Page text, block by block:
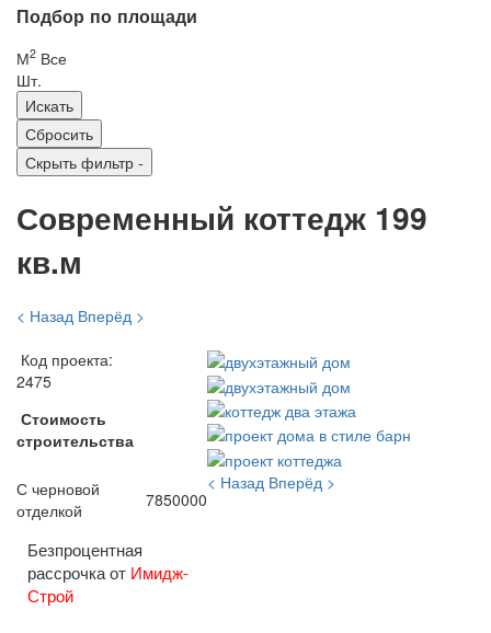
Подбор по площади
М2 Все
Шт.
Скрыть фильтр -
Современный коттедж 199
кв.м
< Назад Вперёд >
Код проекта:
2475
Стоимость
строительства
С черновой
отделкой
7850000
Безпроцентная
рассрочка от Имидж-
Строй
< Назад Вперёд >